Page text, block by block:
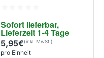
EIGENMARKE
Sofort lieferbar,
Lieferzeit 1-4 Tage
5,95€
pro Einheit